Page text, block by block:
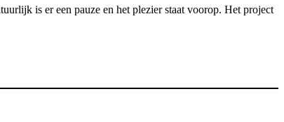
is er een pauze en het plezier staat voorop. Het project